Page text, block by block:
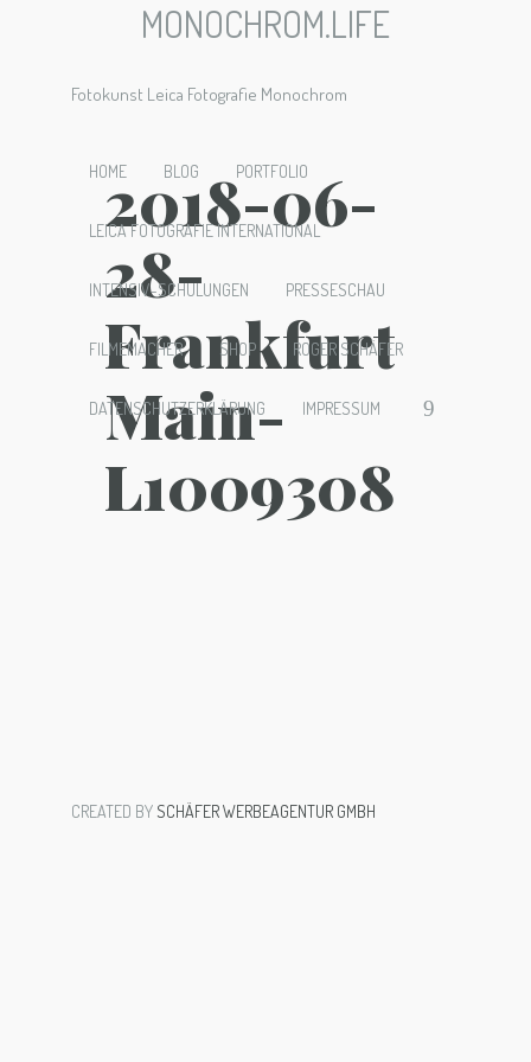
MONOCHROM.LIFE
Fotokunst Leica Fotografie Monochrom
HOME BLOG PORTFOLIO
LEICA FOTOGRAFIE INTERNATIONAL
INTENSIV-SCHULUNGEN PRESSESCHAU
FILMEMACHER SHOP ROGER SCHÄFER
DATENSCHUTZERKLÄRUNG IMPRESSUM
2018-06-
28-
Frankfurt
Main-
L1009308
CREATED BY SCHÄFER WERBEAGENTUR GMBH